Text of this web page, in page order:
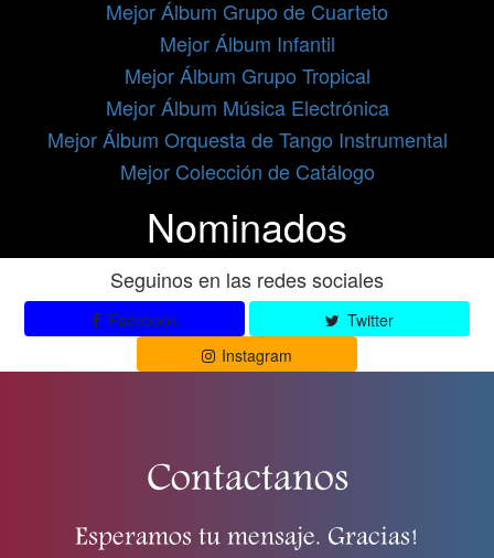
Mejor Álbum Grupo de Cuarteto
Mejor Álbum Infantil
Mejor Álbum Grupo Tropical
Mejor Álbum Música Electrónica
Mejor Álbum Orquesta de Tango Instrumental
Mejor Colección de Catálogo
Nominados
Seguinos en las redes sociales
Facebook
Twitter
Instagram
Contactanos
Esperamos tu mensaje. Gracias!